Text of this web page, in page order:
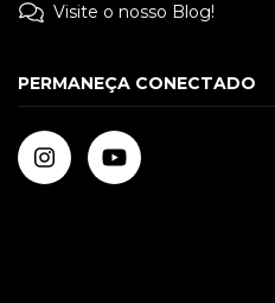
Visite o nosso Blog!
PERMANEÇA CONECTADO